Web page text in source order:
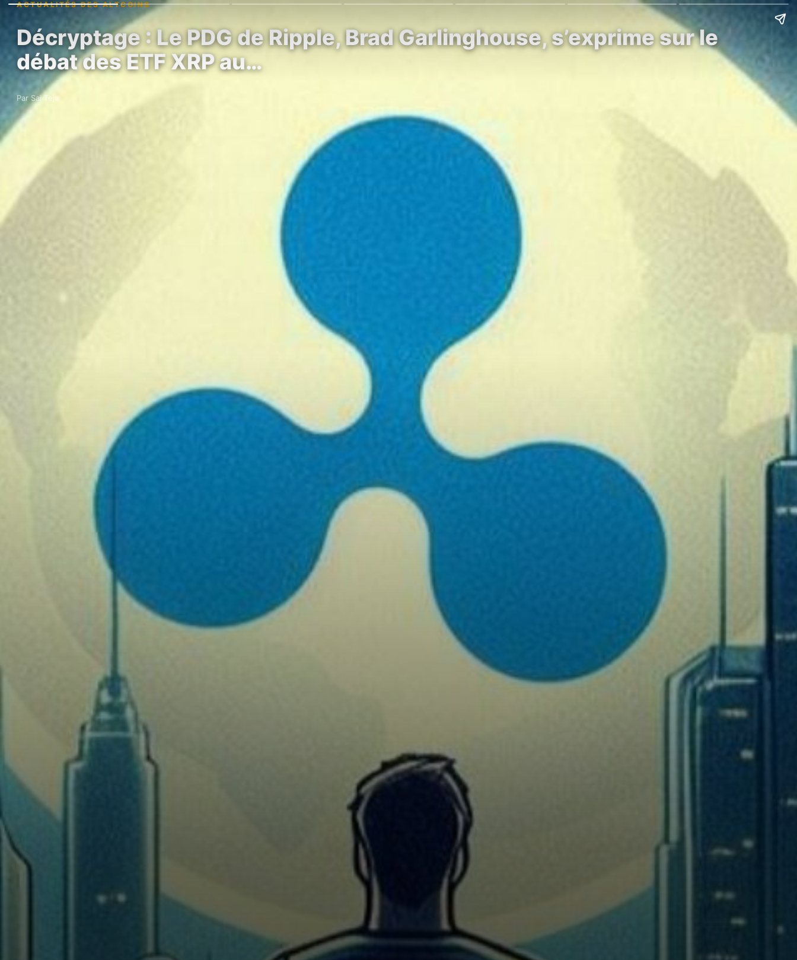
ACTUALITÉS DES ALTCOINS
Décryptage : Le PDG de Ripple, Brad Garlinghouse, s’exprime sur le
débat des ETF XRP au…
Par Sai Teja